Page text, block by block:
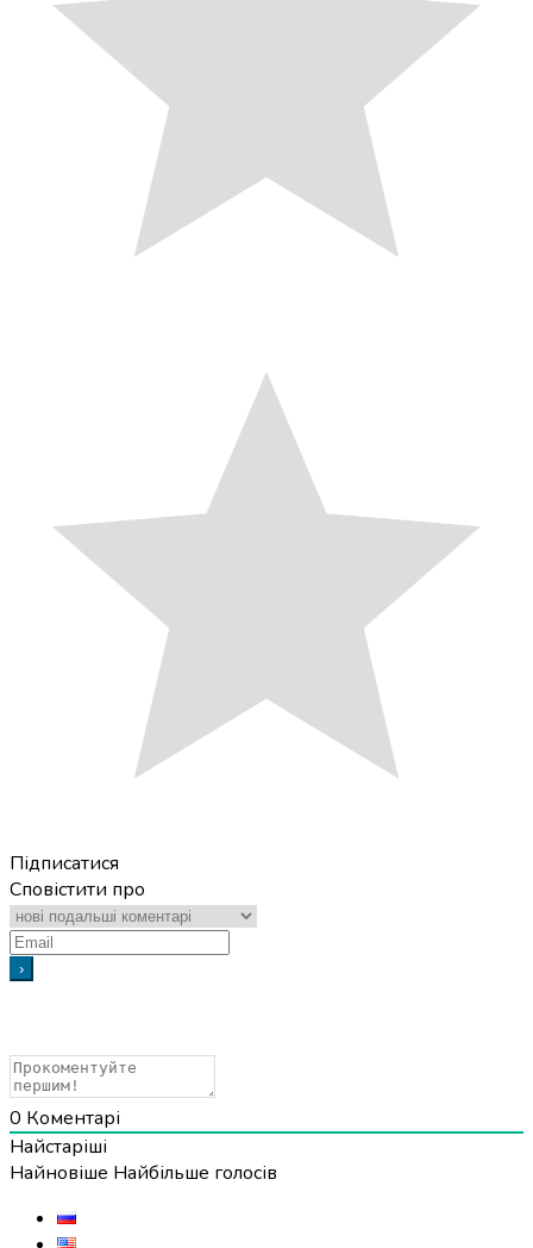
Підписатися
Сповістити про
0 Коментарі
Найстаріші
Найновіше Найбільше голосів